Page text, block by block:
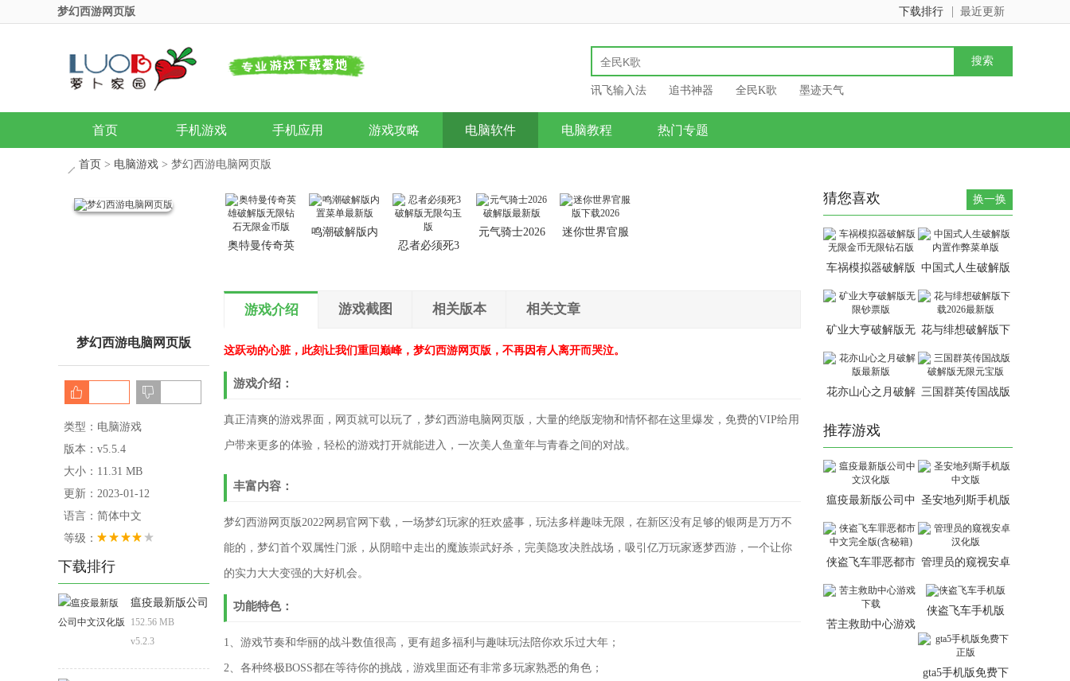
梦幻西游网页版 最近更新
下载排行
讯飞输入法 追书神器 全民K歌 墨迹天气
首页 手机游戏 手机应用 游戏攻略 电脑软件 电脑教程 热门专题
首页 > 电脑游戏 > 梦幻西游电脑网页版
梦幻西游电脑网页版
类型：电脑游戏
版本：v5.5.4
大小：11.31 MB
更新：2023-01-12
语言：简体中文
等级：
下载排行
瘟疫最新版公司
中文汉化版
152.56 MB
v5.2.3
奥特曼传奇英
版
鸣潮破解版内
忍者必须死3
元气骑士2026
迷你世界官服
游戏介绍 游戏截图 相关版本 相关文章
这跃动的心脏，此刻让我们重回巅峰，梦幻西游网页版，不再因有人离开而哭泣。
游戏介绍：
真正清爽的游戏界面，网页就可以玩了，梦幻西游电脑网页版，大量的绝版宠物和情怀都在这里爆发，免费的VIP给用
户带来更多的体验，轻松的游戏打开就能进入，一次美人鱼童年与青春之间的对战。
丰富内容：
梦幻西游网页版2022网易官网下载，一场梦幻玩家的狂欢盛事，玩法多样趣味无限，在新区没有足够的银两是万万不
能的，梦幻首个双属性门派，从阴暗中走出的魔族崇武好杀，完美隐攻决胜战场，吸引亿万玩家逐梦西游，一个让你
的实力大大变强的大好机会。
功能特色：
1、游戏节奏和华丽的战斗数值很高，更有超多福利与趣味玩法陪你欢乐过大年；
2、各种终极BOSS都在等待你的挑战，游戏里面还有非常多玩家熟悉的角色；
猜您喜欢 换一换
车祸模拟器破解版
无限金币无限钻石
版
中国式人生破解版
内置作弊菜单版
矿业大亨破解版无 花与绯想破解版下
花亦山心之月破解 三国群英传国战版
推荐游戏
瘟疫最新版公司中 圣安地列斯手机版
侠盗飞车罪恶都市
中文完全版(含秘
籍)
管理员的窥视安卓
苦主救助中心游戏
侠盗飞车手机版
gta5手机版免费下